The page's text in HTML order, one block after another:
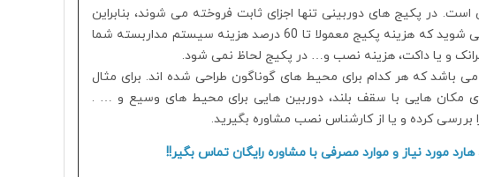
در پکیج های دوربینی تنها اجزای ثابت فروخته می شوند، بنابراین
شما بعد از خرید هر نوع پکیج از هر نوع برندی متوجه می شوید که هزینه پکیج معمولا تا 60 درصد هزینه سیستم مداربسته شما
و یا داکت، هزینه نصب و… در پکیج لحاظ نمی شود.
محصول در حدود 1000 نوع دوربین می باشد که هر کدام برای محیط های گوناگون طراحی شده اند. برای مثال
مکان هایی با سقف بلند، دوربین هایی برای محیط های وسیع و … .
بررسی کرده و یا از کارشناس نصب مشاوره بگیرید.
مورد نیاز و موارد مصرفی با مشاوره رایگان تماس بگیر!!